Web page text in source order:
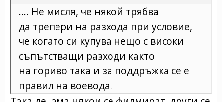
.... Не мисля, че някой трябва
да трепери на разхода при условие,
че когато си купува нещо с високи
съпътстващи разходи както
на гориво така и за поддръжка се е
правил на воевода.